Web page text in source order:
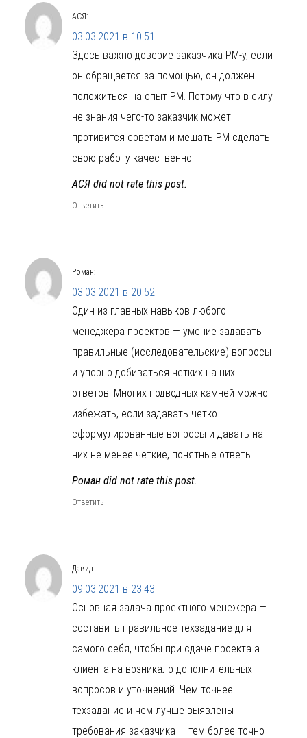
АСЯ:
03.03.2021 в 10:51
Здесь важно доверие заказчика РМ-у, если
он обращается за помощью, он должен
положиться на опыт РМ. Потому что в силу
не знания чего-то заказчик может
противится советам и мешать РМ сделать
свою работу качественно
АСЯ did not rate this post.
Ответить
Роман:
03.03.2021 в 20:52
Один из главных навыков любого
менеджера проектов — умение задавать
правильные (исследовательские) вопросы
и упорно добиваться четких на них
ответов. Многих подводных камней можно
избежать, если задавать четко
сформулированные вопросы и давать на
них не менее четкие, понятные ответы.
Роман did not rate this post.
Ответить
Давид:
09.03.2021 в 23:43
Основная задача проектного менежера —
составить правильное техзадание для
самого себя, чтобы при сдаче проекта а
клиента на возникало дополнительных
вопросов и уточнений. Чем точнее
техзадание и чем лучше выявлены
требования заказчика — тем более точно